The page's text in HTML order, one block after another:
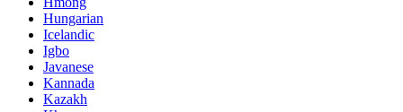
Hungarian
Icelandic
Igbo
Javanese
Kannada
Kazakh